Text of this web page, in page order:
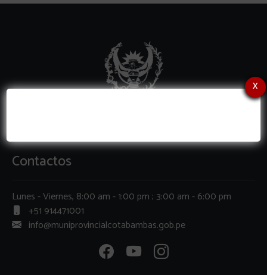
x
Contactos
Lunes - Viernes, 8:00 am - 1:00 pm ; 3:00 am - 6:00 pm
+51 914471001
info@muniprovincialcotabambas.gob.pe